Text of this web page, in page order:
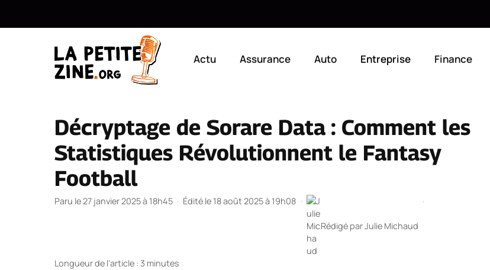
Actu Assurance Auto Entreprise Finance
Décryptage de Sorare Data : Comment les
Statistiques Révolutionnent le Fantasy
Football
Paru le 27 janvier 2025 à 18h45 · Édité le 18 août 2025 à 19h08 ·
Rédigé parJulie Michaud
·
Longueur de l’article : 3 minutes